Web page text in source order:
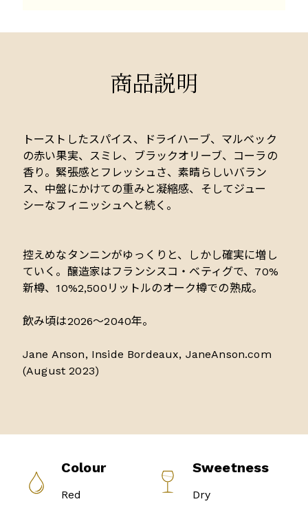
商品説明
トーストしたスパイス、ドライハーブ、マルベック
の赤い果実、スミレ、ブラックオリーブ、コーラの
香り。緊張感とフレッシュさ、素晴らしいバラン
ス、中盤にかけての重みと凝縮感、そしてジュー
シーなフィニッシュへと続く。
控えめなタンニンがゆっくりと、しかし確実に増し
ていく。醸造家はフランシスコ・ベティグで、70%
新樽、10%2,500リットルのオーク樽での熟成。
飲み頃は2026〜2040年。
Jane Anson, Inside Bordeaux, JaneAnson.com
(August 2023)
Colour
Red
Sweetness
Dry